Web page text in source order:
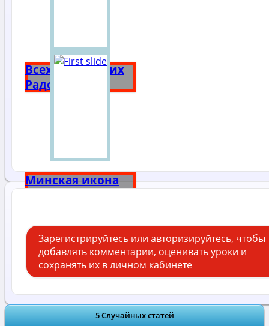
Всех Скорбящих
Радость
Минская икона
Зарегистрируйтесь или авторизируйтесь, чтобы
добавлять комментарии, оценивать уроки и
сохранять их в личном кабинете
5 Случайных статей